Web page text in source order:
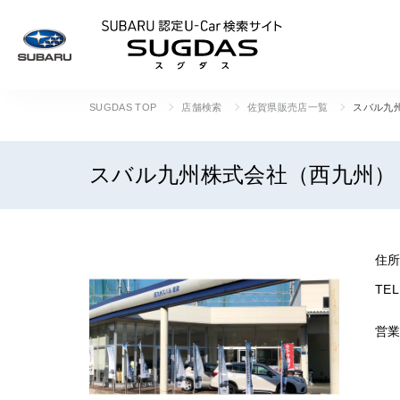
SUGDAS TOP 店舗検索 佐賀県販売店一覧 スバル九
スバル九州株式会社（西九州
住所
TEL
営